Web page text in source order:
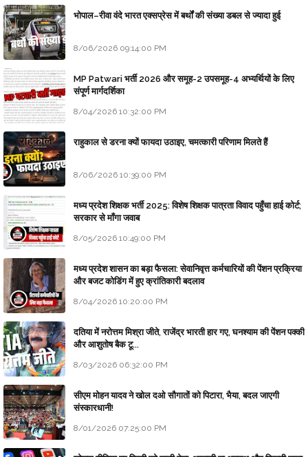
भोपाल–रीवा वंदे भारत एक्सप्रेस में बर्थों की संख्या डबल से ज्यादा हुई
8/06/2026 09:14:00 PM
MP Patwari भर्ती 2026 और समूह-2 उपसमूह-4 अभ्यर्थियों के लिए
संपूर्ण मार्गदर्शिका
8/04/2026 10:32:00 PM
राहुकाल से डरना क्यों फायदा उठाइए, चमत्कारी परिणाम मिलते हैं
8/06/2026 10:39:00 PM
मध्य प्रदेश शिक्षक भर्ती 2025: विशेष शिक्षक पात्रता विवाद पहुँचा हाई कोर्ट;
सरकार से माँगा जवाब
8/05/2026 10:49:00 PM
मध्य प्रदेश शासन का बड़ा फैसला: सेवानिवृत्त कर्मचारियों की पेंशन प्रक्रिया
और बजट कोडिंग में हुए क्रांतिकारी बदलाव
8/04/2026 10:20:00 PM
दतिया में नरोत्तम मिश्रा जीते, राजेंद्र भारती हार गए, घनश्याम की पेंशन पक्की
और आशुतोष बैक टू...
8/03/2026 06:32:00 PM
सीएम मोहन यादव ने खोल दओ सौगातों को पिटारा, भैया, बदल जाएगी
संस्कारधानी!
8/01/2026 07:25:00 PM